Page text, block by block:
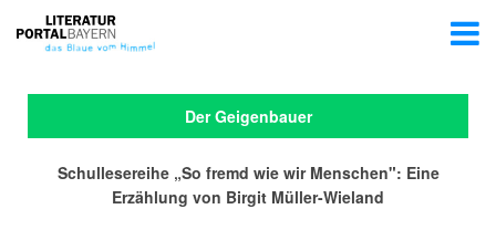
Der Geigenbauer
Schullesereihe „So fremd wie wir Menschen": Eine
Erzählung von Birgit Müller-Wieland